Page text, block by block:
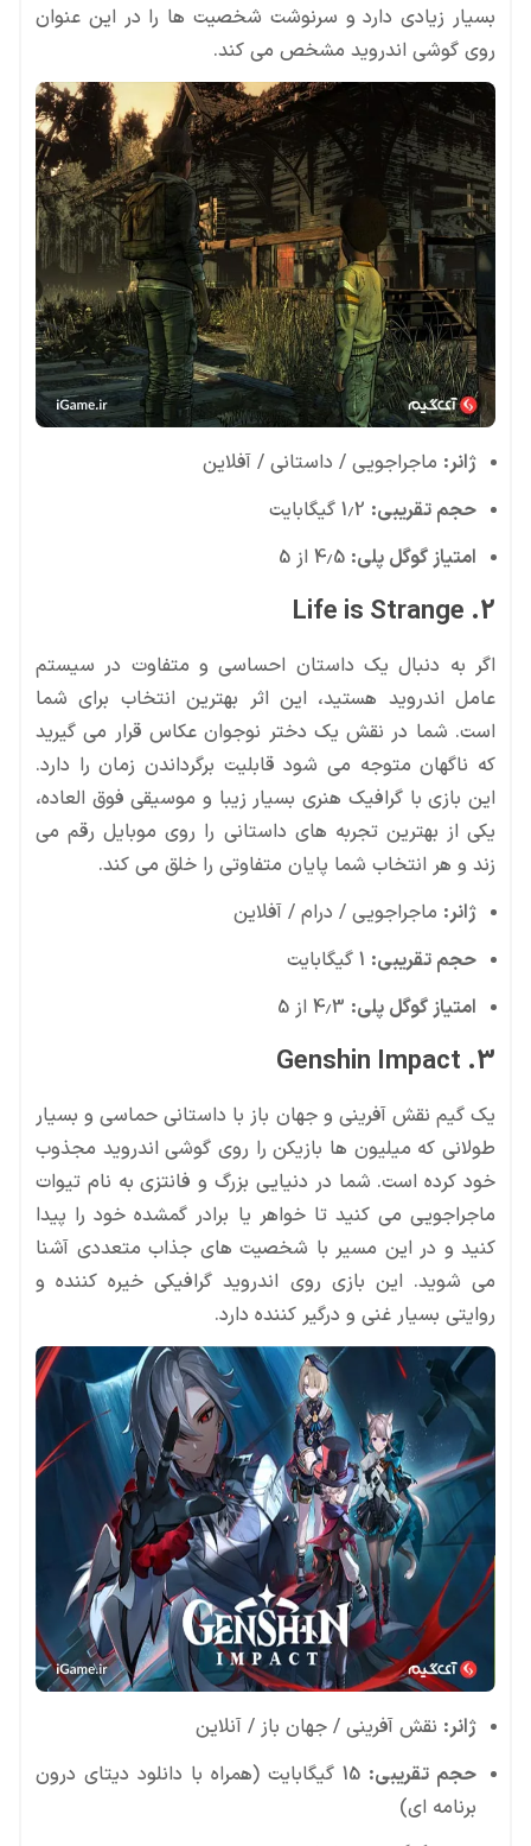
بسیار زیادی دارد و سرنوشت شخصیت ها را در این عنوان
روی گوشی اندروید مشخص می کند.
ژانر: ماجراجویی / داستانی / آفلاین
حجم تقریبی:
امتیاز گوگل پلی:
2. Life is Strange
اگر به دنبال یک داستان احساسی و متفاوت در سیستم
عامل اندروید هستید، این اثر بهترین انتخاب برای شما
است. شما در نقش یک دختر نوجوان عکاس قرار می گیرید
که ناگهان متوجه می شود قابلیت برگرداندن زمان را دارد.
این بازی با گرافیک هنری بسیار زیبا و موسیقی فوق العاده،
یکی از بهترین تجربه های داستانی را روی موبایل رقم می
زند و هر انتخاب شما پایان متفاوتی را خلق می کند.
ژانر: ماجراجویی / درام / آفلاین
حجم تقریبی:
امتیاز گوگل پلی:
3. Genshin Impact
یک گیم نقش آفرینی و جهان باز با داستانی حماسی و بسیار
طولانی که میلیون ها بازیکن را روی گوشی اندروید مجذوب
خود کرده است. شما در دنیایی بزرگ و فانتزی به نام تیوات
ماجراجویی می کنید تا خواهر یا برادر گمشده خود را پیدا
کنید و در این مسیر با شخصیت های جذاب متعددی آشنا
می شوید. این بازی روی اندروید گرافیکی خیره کننده و
روایتی بسیار غنی و درگیر کننده دارد.
ژانر: نقش آفرینی / جهان باز / آنلاین
حجم تقریبی:
15 گیگابایت (همراه با دانلود دیتای درون
برنامه ای)